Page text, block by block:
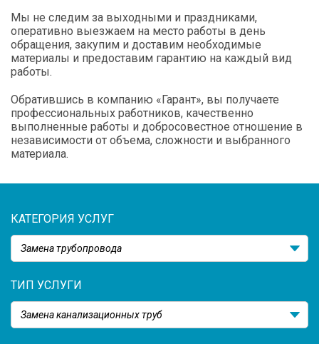
Мы не следим за выходными и праздниками,
оперативно выезжаем на место работы в день
обращения, закупим и доставим необходимые
материалы и предоставим гарантию на каждый вид
работы.
Обратившись в компанию «Гарант», вы получаете
профессиональных работников, качественно
выполненные работы и добросовестное отношение в
независимости от объема, сложности и выбранного
материала.
КАТЕГОРИЯ УСЛУГ
Замена трубопровода
ТИП УСЛУГИ
Замена канализационных труб